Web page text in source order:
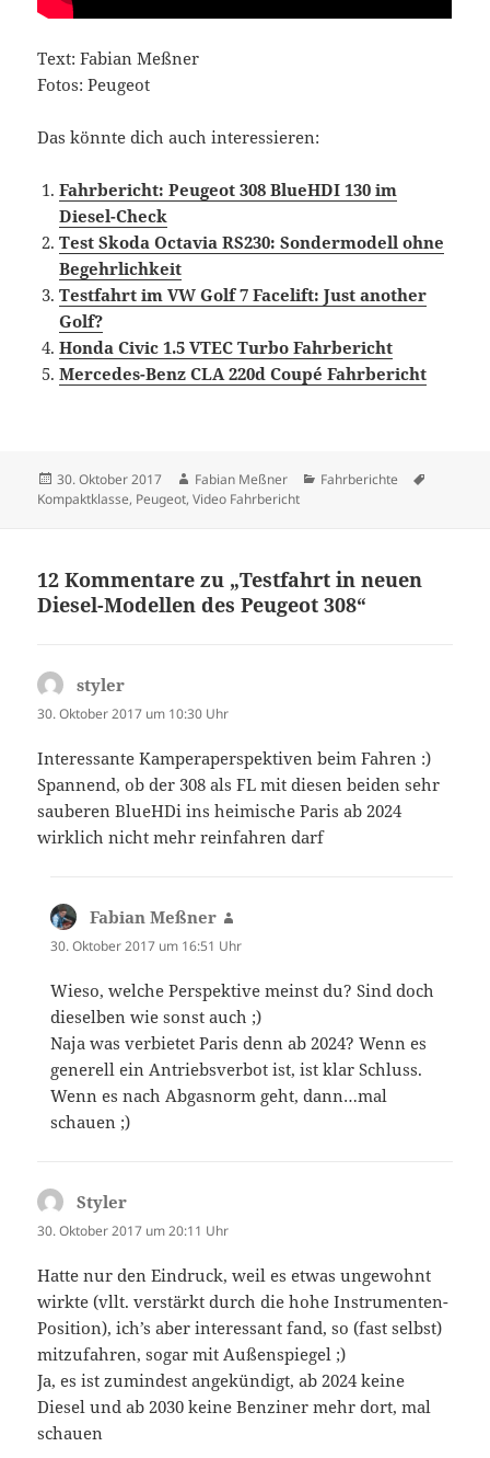
Text: Fabian Meßner
Fotos: Peugeot
Das könnte dich auch interessieren:
Fahrbericht: Peugeot 308 BlueHDI 130 im
Diesel-Check
Test Skoda Octavia RS230: Sondermodell ohne
Begehrlichkeit
Testfahrt im VW Golf 7 Facelift: Just another
Golf?
Honda Civic 1.5 VTEC Turbo Fahrbericht
Mercedes-Benz CLA 220d Coupé Fahrbericht
Veröffentlicht
am
30. Oktober 2017 Autor
Fabian Meßner Kategorien
Fahrberichte
Kompaktklasse, Peugeot,Video Fahrbericht
12 Kommentare zu „Testfahrt in neuen
Diesel-Modellen des Peugeot 308“
styler
30. Oktober 2017 um 10:30 Uhr
Interessante Kamperaperspektiven beim Fahren :)
Spannend, ob der 308 als FL mit diesen beiden sehr
sauberen BlueHDi ins heimische Paris ab 2024
wirklich nicht mehr reinfahren darf
Fabian Meßner
30. Oktober 2017 um 16:51 Uhr
Wieso, welche Perspektive meinst du? Sind doch
dieselben wie sonst auch ;)
Naja was verbietet Paris denn ab 2024? Wenn es
generell ein Antriebsverbot ist, ist klar Schluss.
Wenn es nach Abgasnorm geht, dann…mal
schauen ;)
Styler
30. Oktober 2017 um 20:11 Uhr
Hatte nur den Eindruck, weil es etwas ungewohnt
wirkte (vllt. verstärkt durch die hohe Instrumenten-
Position), ich’s aber interessant fand, so (fast selbst)
mitzufahren, sogar mit Außenspiegel ;)
Ja, es ist zumindest angekündigt, ab 2024 keine
Diesel und ab 2030 keine Benziner mehr dort, mal
schauen